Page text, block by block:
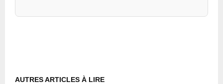
AUTRES ARTICLES À LIRE